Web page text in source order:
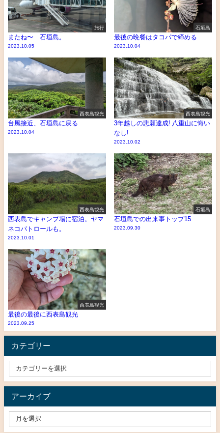
旅行
またね〜 石垣島。
2023.10.05
石垣島
最後の晩餐はタコパで締める
2023.10.04
西表島観光
台風接近、石垣島に戻る
2023.10.04
西表島観光
3年越しの悲願達成! 八重山に悔い
なし!
2023.10.02
西表島観光
西表島でキャンプ場に宿泊。ヤマ
ネコパトロールも。
2023.10.01
石垣島
石垣島での出来事トップ15
2023.09.30
西表島観光
最後の最後に西表島観光
2023.09.25
カテゴリー
アーカイブ